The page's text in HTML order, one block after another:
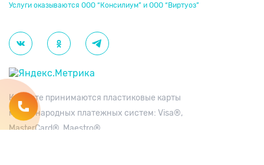
Услуги оказываются ООО “Консилиум” и ООО “Виртуоз”
К оплате принимаются пластиковые карты
международных платежных систем: Visa®,
MasterCard®, Maestro®